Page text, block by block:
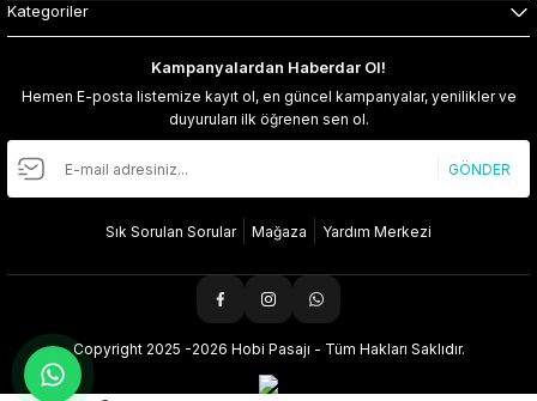
Kategoriler
Kampanyalardan Haberdar Ol!
Hemen E-posta listemize kayıt ol, en güncel kampanyalar, yenilikler ve
duyuruları ilk öğrenen sen ol.
GÖNDER
Sık Sorulan Sorular Mağaza Yardım Merkezi
Copyright 2025 -2026 Hobi Pasajı - Tüm Hakları Saklıdır.